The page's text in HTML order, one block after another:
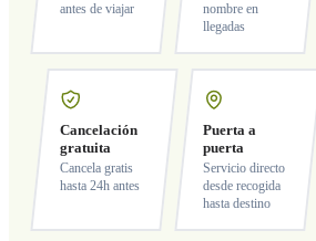
antes de viajar
nombre en
llegadas
Cancelación
gratuita
Cancela gratis
hasta 24h antes
Puerta a
puerta
Servicio directo
desde recogida
hasta destino